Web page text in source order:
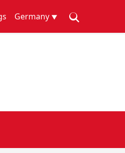
Germany ▼